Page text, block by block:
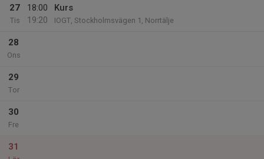
27
Tis
18:00
19:20
Kurs
IOGT, Stockholmsvägen 1, Norrtälje
28
Ons
29
Tor
30
Fre
31